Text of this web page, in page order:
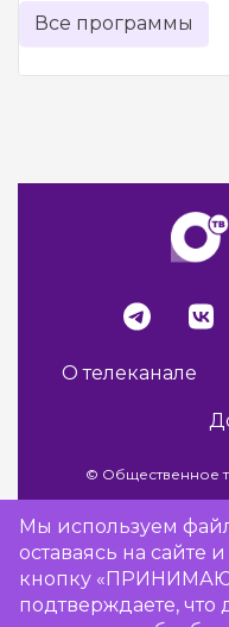
Все программы
О телеканале
© Общественное
Мы используем
оставаясь на сайте
кнопку
подтверждаете, что